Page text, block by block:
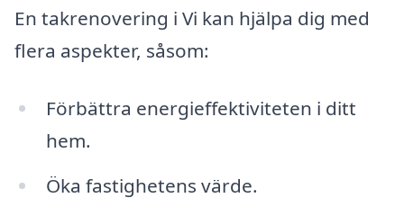
En takrenovering i Vi kan hjälpa dig med
flera aspekter, såsom:
Förbättra energieffektiviteten i ditt
hem.
Öka fastighetens värde.